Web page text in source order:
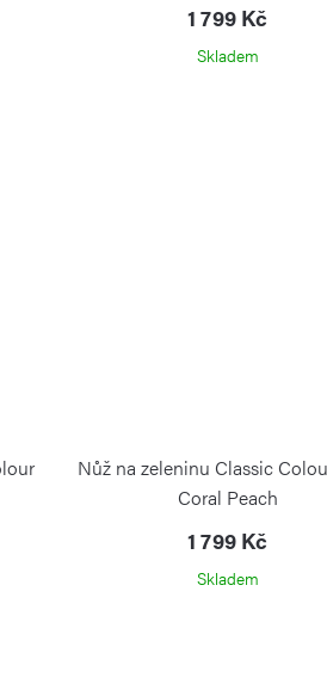
1 799 Kč
Skladem
Nůž na zeleninu Classic
Coral Peach
1 799 Kč
Skladem